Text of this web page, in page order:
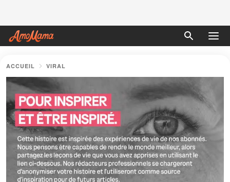
ACCUEIL VIRAL